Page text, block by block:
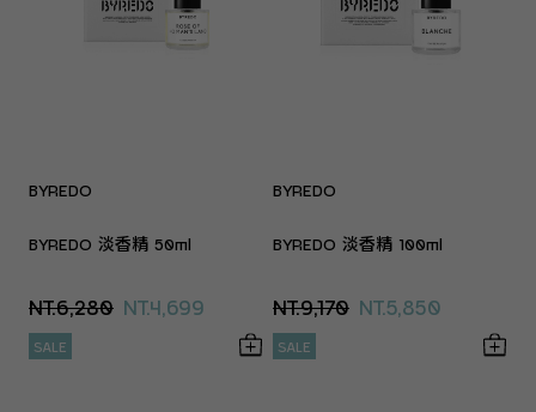
BYREDO
BYREDO 淡香精 50ml
NT.6,280 NT.4,699
SALE
BYREDO
BYREDO 淡香精 100ml
NT.9,170 NT.5,850
SALE